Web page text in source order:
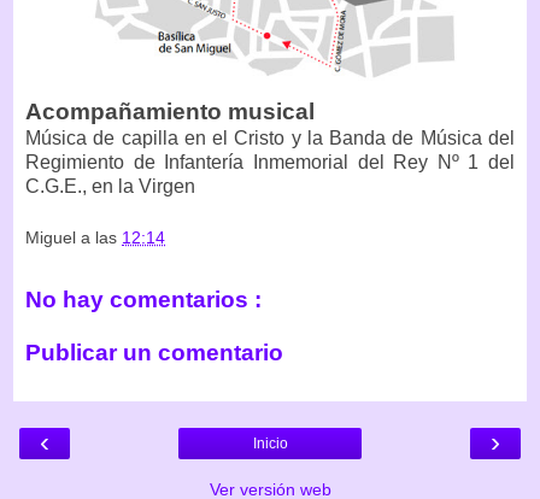
Acompañamiento musical
Música de capilla en el Cristo y la Banda de Música del
Regimiento de Infantería Inmemorial del Rey Nº 1 del
C.G.E., en la Virgen
Miguel a las 12:14
No hay comentarios :
Publicar un comentario
‹ ›
Inicio
Ver versión web